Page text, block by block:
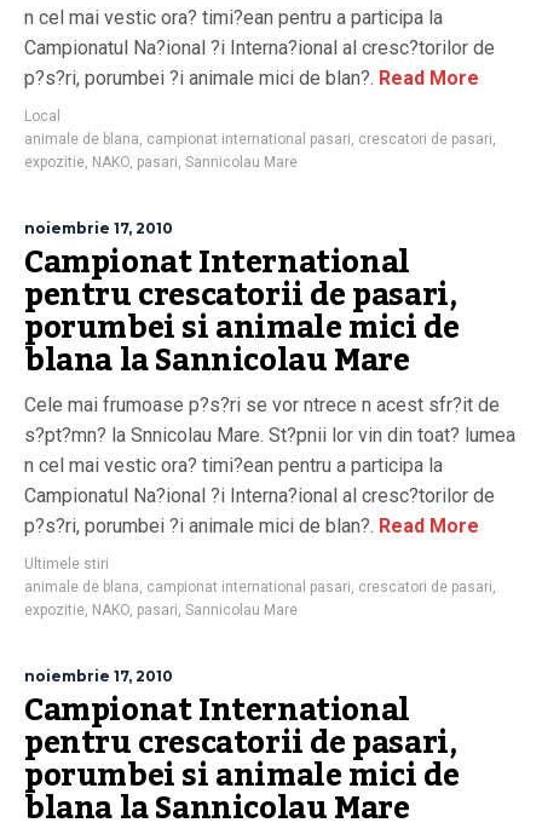
n cel mai vestic ora? timi?ean pentru a participa la
Campionatul Na?ional ?i Interna?ional al cresc?torilor de
p?s?ri, porumbei ?i animale mici de blan?. Read More
Local
animale de blana, campionat international pasari, crescatori de pasari,
expozitie, NAKO, pasari, Sannicolau Mare
noiembrie 17, 2010
Campionat International
pentru crescatorii de pasari,
porumbei si animale mici de
blana la Sannicolau Mare
Cele mai frumoase p?s?ri se vor ntrece n acest sfr?it de
s?pt?mn? la Snnicolau Mare. St?pnii lor vin din toat? lumea
n cel mai vestic ora? timi?ean pentru a participa la
Campionatul Na?ional ?i Interna?ional al cresc?torilor de
p?s?ri, porumbei ?i animale mici de blan?. Read More
Ultimele stiri
animale de blana, campionat international pasari, crescatori de pasari,
expozitie, NAKO, pasari, Sannicolau Mare
noiembrie 17, 2010
Campionat International
pentru crescatorii de pasari,
porumbei si animale mici de
blana la Sannicolau Mare